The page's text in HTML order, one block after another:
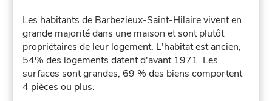
Les habitants de Barbezieux-Saint-Hilaire vivent en
grande majorité dans une maison et sont plutôt
propriétaires de leur logement. L'habitat est ancien,
54% des logements datent d'avant 1971. Les
surfaces sont grandes, 69 % des biens comportent
4 pièces ou plus.